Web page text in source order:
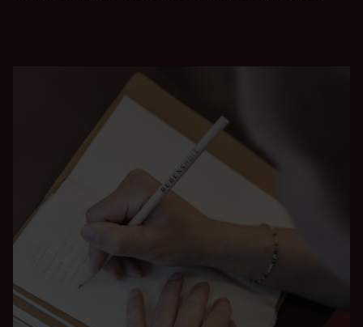
Collectie & onderzoek
Vraag & antwoord
Nieuwsbrief
Over ons
Steun ons
Kalender
Tickets